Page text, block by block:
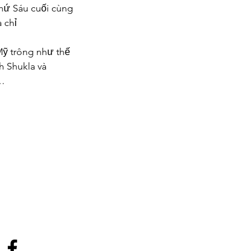
Sáu cuối cùng
chỉ
trông như thế
Shukla và